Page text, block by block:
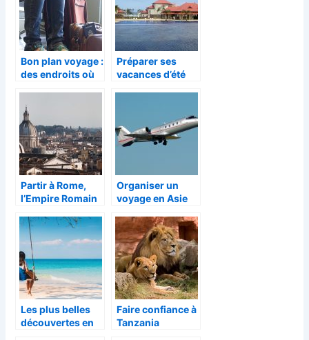
Bon plan voyage :
des endroits où
Préparer ses
vacances d’été
Partir à Rome,
l’Empire Romain
Organiser un
voyage en Asie
Les plus belles
découvertes en
Faire confiance à
Tanzania